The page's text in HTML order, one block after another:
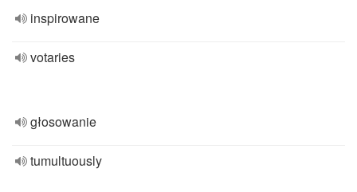
inspirowane
votaries
głosowanie
tumultuously